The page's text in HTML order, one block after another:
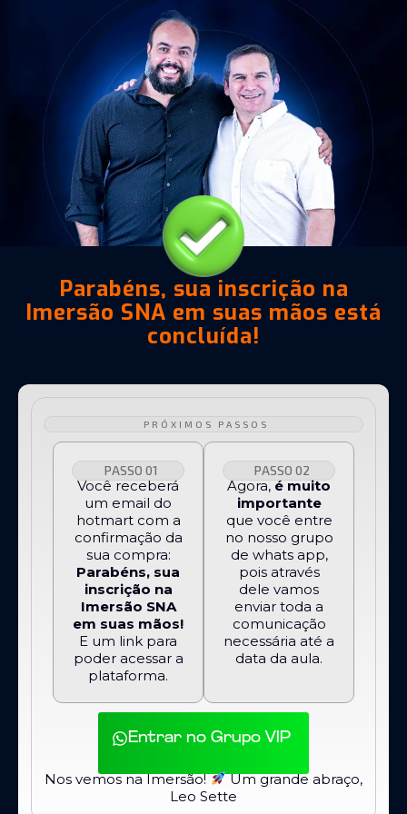
Parabéns, sua inscrição na
Imersão SNA em suas mãos está
concluída!
PRÓXIMOS PASSOS
PASSO 01
Você receberá
um email do
hotmart com a
confirmação da
sua compra:
Parabéns, sua
inscrição na
Imersão SNA
em suas mãos!
E um link para
poder acessar a
plataforma.
PASSO 02
Agora,é muito
importante
que você entre
no nosso grupo
de whats app,
pois através
dele vamos
enviar toda a
comunicação
necessária até a
data da aula.
Entrar no Grupo VIP
Nos vemos na Imersão!
Um grande abraço,
Leo Sette